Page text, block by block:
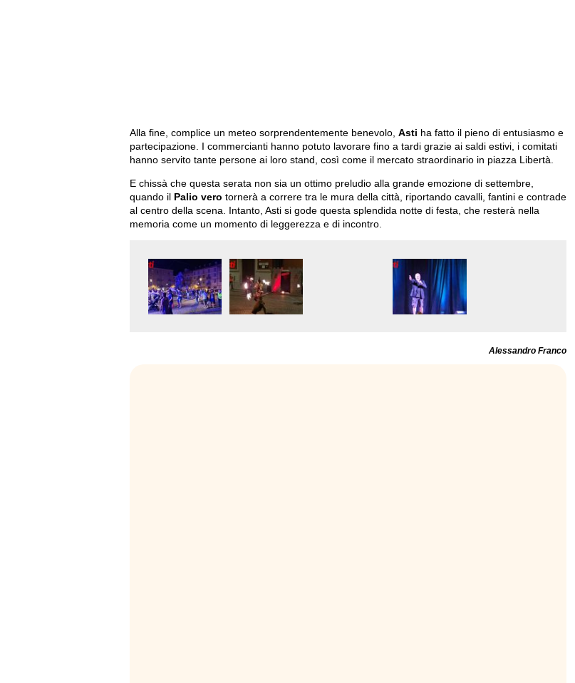
Alla fine, complice un meteo sorprendentemente benevolo, Asti ha fatto il pieno di entusiasmo e
partecipazione. I commercianti hanno potuto lavorare fino a tardi grazie ai saldi estivi, i comitati
hanno servito tante persone ai loro stand, così come il mercato straordinario in piazza Libertà.
E chissà che questa serata non sia un ottimo preludio alla grande emozione di settembre,
quando il Palio vero tornerà a correre tra le mura della città, riportando cavalli, fantini e contrade
al centro della scena. Intanto, Asti si gode questa splendida notte di festa, che resterà nella
memoria come un momento di leggerezza e di incontro.
Alessandro Franco